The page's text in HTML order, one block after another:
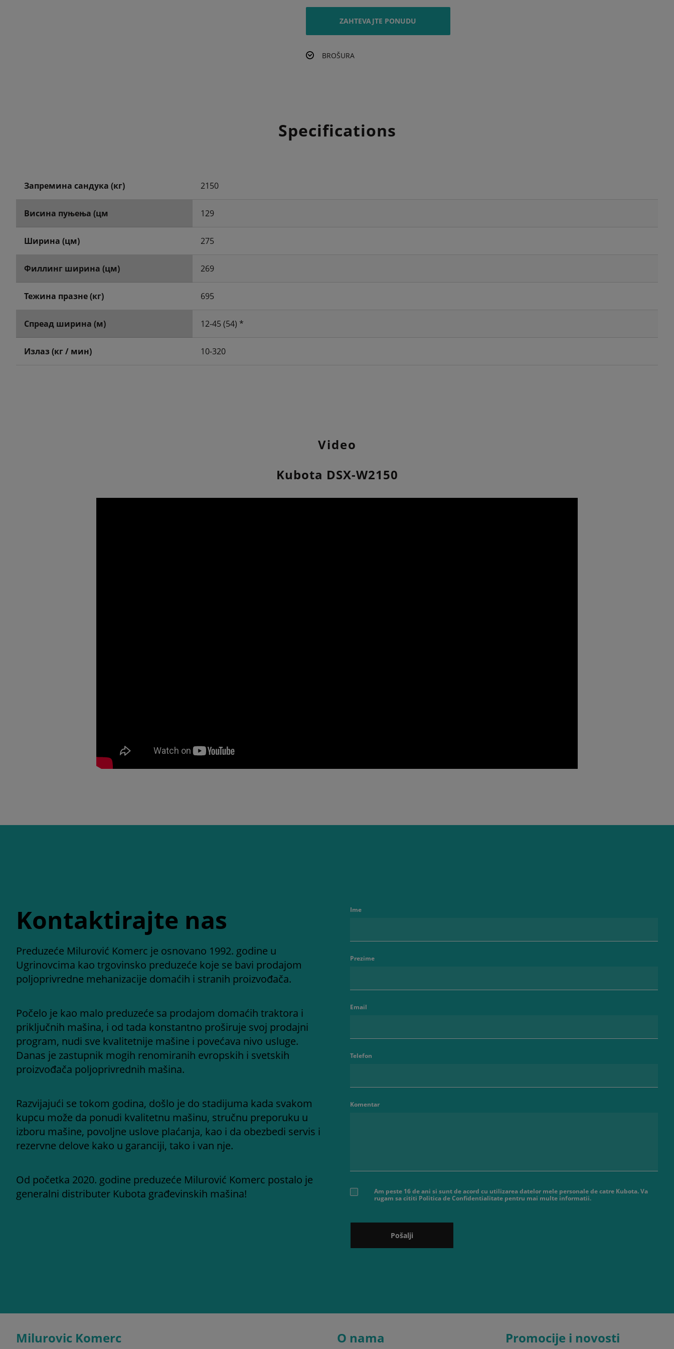
ZAHTEVAJTE PONUDU
BROŠURA
Specifications
Запремина сандука (кг) 2150
Висина пуњења (цм 129
Ширина (цм) 275
Филлинг ширина (цм) 269
Тежина празне (кг) 695
Спреад ширина (м) 12-45 (54) *
Излаз (кг / мин) 10-320
Video
Kubota DSX-W2150
Kontaktirajte nas
Preduzeće Milurović Komerc je osnovano 1992. godine u
Ugrinovcima kao trgovinsko preduzeće koje se bavi prodajom
poljoprivredne mehanizacije domaćih i stranih proizvođača.
Počelo je kao malo preduzeće sa prodajom domaćih traktora i
priključnih mašina, i od tada konstantno proširuje svoj prodajni
program, nudi sve kvalitetnije mašine i povećava nivo usluge.
Danas je zastupnik mogih renomiranih evropskih i svetskih
proizvođača poljoprivrednih mašina.
Razvijajući se tokom godina, došlo je do stadijuma kada svakom
kupcu može da ponudi kvalitetnu mašinu, stručnu preporuku u
izboru mašine, povoljne uslove plaćanja, kao i da obezbedi servis i
rezervne delove kako u garanciji, tako i van nje.
Od početka 2020. godine preduzeće Milurović Komerc postalo je
generalni distributer Kubota građevinskih mašina!
Ime
Prezime
Email
Telefon
Komentar
Am peste 16 de ani si sunt de acord cu utilizarea datelor mele personale de catre Kubota. Va
rugam sa cititi Politica de Confidentialitate pentru mai multe informatii.
Pošalji
Milurovic Komerc O nama Promocije i novosti